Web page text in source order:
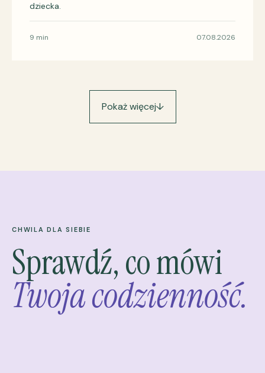
dziecka.
9 min 07.08.2026
Pokaż więcej↓
CHWILA DLA SIEBIE
Sprawdź, co mówi
Twoja codzienność.